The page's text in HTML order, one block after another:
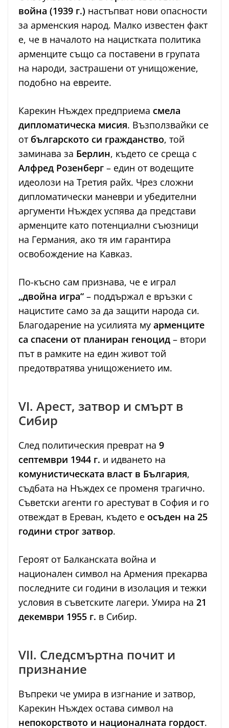
война (1939 г.) настъпват нови опасности
за арменския народ. Малко известен факт
е, че в началото на нацистката политика
арменците също са поставени в групата
на народи, застрашени от унищожение,
подобно на евреите.
Карекин Нъждех предприема смела
дипломатическа мисия. Възползвайки се
от българското си гражданство, той
заминава за Берлин, където се среща с
Алфред Розенберг – един от водещите
идеолози на Третия райх. Чрез сложни
дипломатически маневри и убедителни
аргументи Нъждех успява да представи
арменците като потенциални съюзници
на Германия, ако тя им гарантира
освобождение на Кавказ.
По-късно сам признава, че е играл
„двойна игра“ – поддържал е връзки с
нацистите само за да защити народа си.
Благодарение на усилията му арменците
са спасени от планиран геноцид – втори
път в рамките на един живот той
предотвратява унищожението им.
VI. Арест, затвор и смърт в
Сибир
След политическия преврат на 9
септември 1944 г. и идването на
комунистическата власт в България,
съдбата на Нъждех се променя трагично.
Съветски агенти го арестуват в София и го
отвеждат в Ереван, където е осъден на 25
години строг затвор.
Героят от Балканската война и
национален символ на Армения прекарва
последните си години в изолация и тежки
условия в съветските лагери. Умира на 21
декември 1955 г. в Сибир.
VII. Следсмъртна почит и
признание
Въпреки че умира в изгнание и затвор,
Карекин Нъждех остава символ на
непокорството и националната гордост.